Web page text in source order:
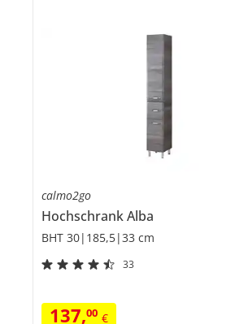
calmo2go
HochschrankAlba
BHT 30|185,5|33 cm
33
137,00 €